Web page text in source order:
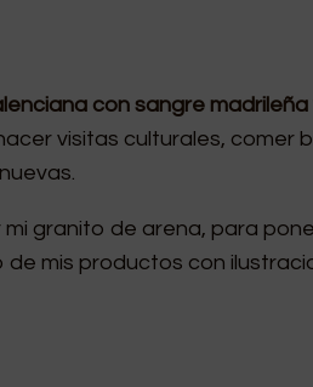
con sangre
visitas culturales, comer
granito de arena, para
mis productos con